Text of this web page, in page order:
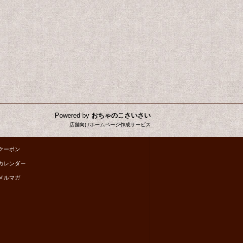
Powered by おちゃのこさいさい
店舗向けホームページ作成サービス
ーポン
レンダー
メルマガ